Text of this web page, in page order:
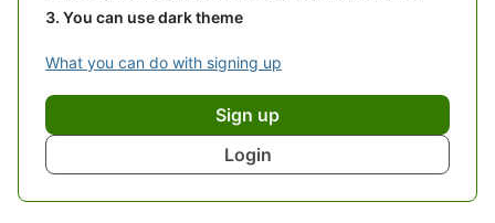
You can use dark theme
What you can do with signing up
Sign up
Login